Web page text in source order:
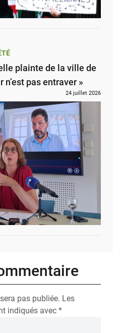
plainte de la ville de
n’est pas entraver »
24 juillet 2026
pas publiée. Les
indiqués avec *